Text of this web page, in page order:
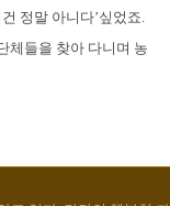
정말 아니다’싶었죠.
체들을 찾아 다니며 농